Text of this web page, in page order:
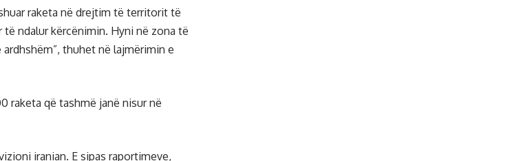
raketa në drejtim të territorit të
ndalur kërcënimin. Hyni në zona të
thuhet në lajmërimin e
raketa që tashmë janë nisur në
iranian. E sipas raportimeve,